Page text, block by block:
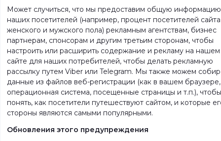
Может случиться, что мы предоставим общую
наших посетителей (например, процент посетителей сайта
женского и мужского пола) рекламным агентствам, бизнес
партнерам, спонсорам и другим третьим сторонам, чтобы
настроить или расширить содержание и рекламу на нашем
сайте для наших потребителей, чтобы делать рекламную
рассылку путем Viber или Telegram. Мы также можем
данные из файлов веб-регистрации (как в вашем браузере,
операционная система, посещенные страницы и т.п.), чтобы
понять, как посетители путешествуют сайтом, и которые
стороны являются самыми популярными.
Обновления этого предупреждения